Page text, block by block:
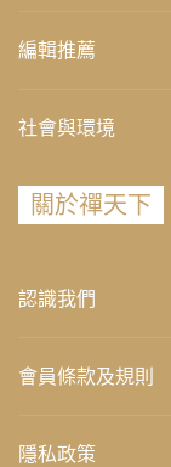
編輯推薦
社會與環境
關於禪天下
認識我們
會員條款及規則
隱私政策